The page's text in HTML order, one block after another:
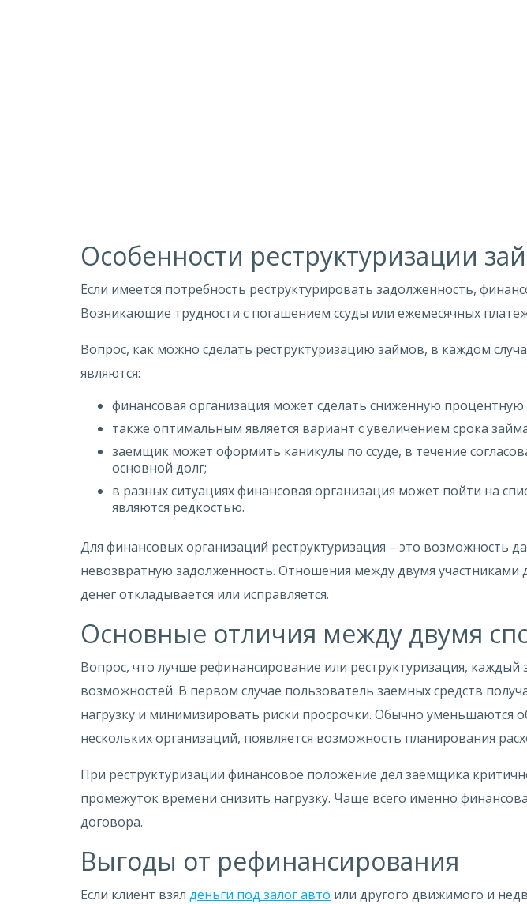
Особенности реструктуризации
Если имеется потребность реструктурировать задолженность,
Возникающие трудности с погашением ссуды или ежемесячных
Вопрос, как можно сделать реструктуризацию займов, в каждом
являются:
финансовая организация может сделать сниженную
также оптимальным является вариант с увеличением срока
заемщик может оформить каникулы по ссуде, в течение
основной долг;
в разных ситуациях финансовая организация может пойти на
являются редкостью.
Для финансовых организаций реструктуризация – это возможность
невозвратную задолженность. Отношения между двумя участниками
денег откладывается или исправляется.
Основные отличия между двумя
Вопрос, что лучше рефинансирование или реструктуризация,
возможностей. В первом случае пользователь заемных средств
нагрузку и минимизировать риски просрочки. Обычно уменьшаются
нескольких организаций, появляется возможность планирования
При реструктуризации финансовое положение дел заемщика
промежуток времени снизить нагрузку. Чаще всего именно
договора.
Выгоды от рефинансирования
Если клиент взял деньги под залог авто или другого движимого и